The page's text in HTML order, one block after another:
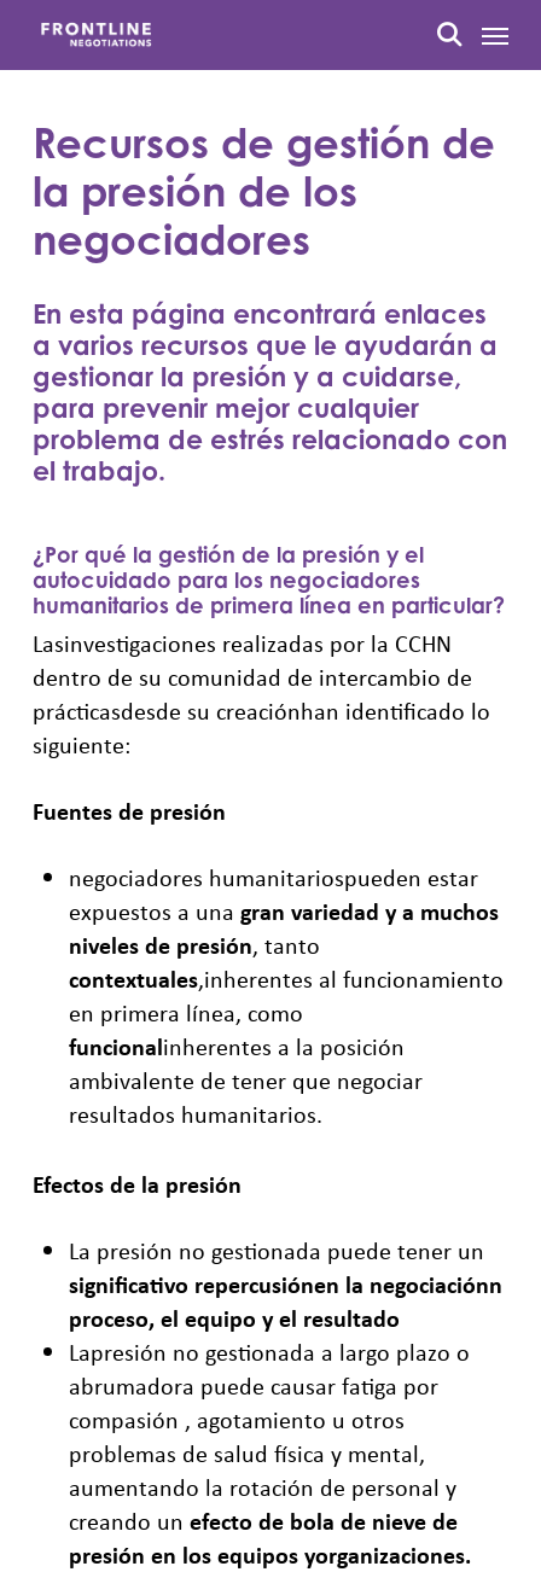
busque en
Menú
Recursos de gestión de
la presión de los
negociadores
En esta página encontrará enlaces
a varios recursos que le ayudarán a
gestionar la presión y a cuidarse,
para prevenir mejor cualquier
problema de estrés relacionado con
el trabajo.
¿Por qué la gestión de la presión y el
autocuidado para los negociadores
humanitarios de primera línea en particular?
Lasinvestigaciones realizadas por la CCHN
dentro de su comunidad de intercambio de
prácticasdesde su creaciónhan identificado lo
siguiente:
Fuentes de presión
negociadores humanitariospueden estar
expuestos a una gran variedad y a muchos
niveles de presión, tanto
contextuales,inherentes al funcionamiento
en primera línea, como
funcionalinherentes a la posición
ambivalente de tener que negociar
resultados humanitarios.
Efectos de la presión
La presión no gestionada puede tener un
significativo repercusiónen la negociaciónn
proceso, el equipo y el resultado
Lapresión no gestionada a largo plazo o
abrumadora puede causarfatiga por
compasión , agotamiento u otros
problemas de salud física y mental,
aumentando la rotación de personal y
creando un efecto de bola de nieve de
presión en los equipos yorganizaciones.